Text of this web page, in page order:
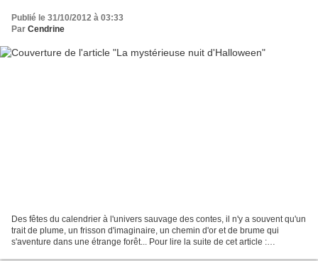
Publié le 31/10/2012 à 03:33
Par Cendrine
Des fêtes du calendrier à l'univers sauvage des contes, il n'y a souvent qu'un
trait de plume, un frisson d'imaginaire, un chemin d'or et de brume qui
s'aventure dans une étrange forêt... Pour lire la suite de cet article :